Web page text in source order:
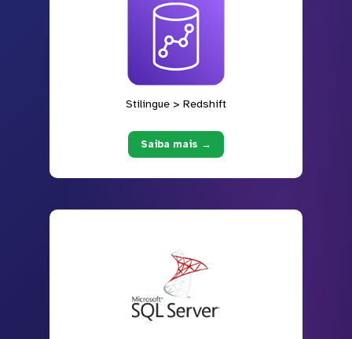
Stilingue > Redshift
Saiba mais →